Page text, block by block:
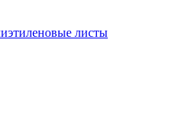
листы